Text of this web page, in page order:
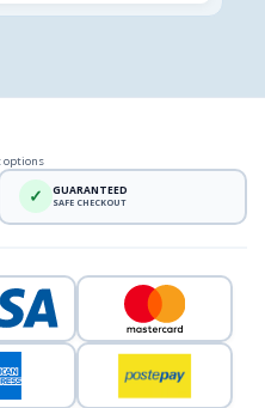
options
✓ GUARANTEED
SAFE CHECKOUT